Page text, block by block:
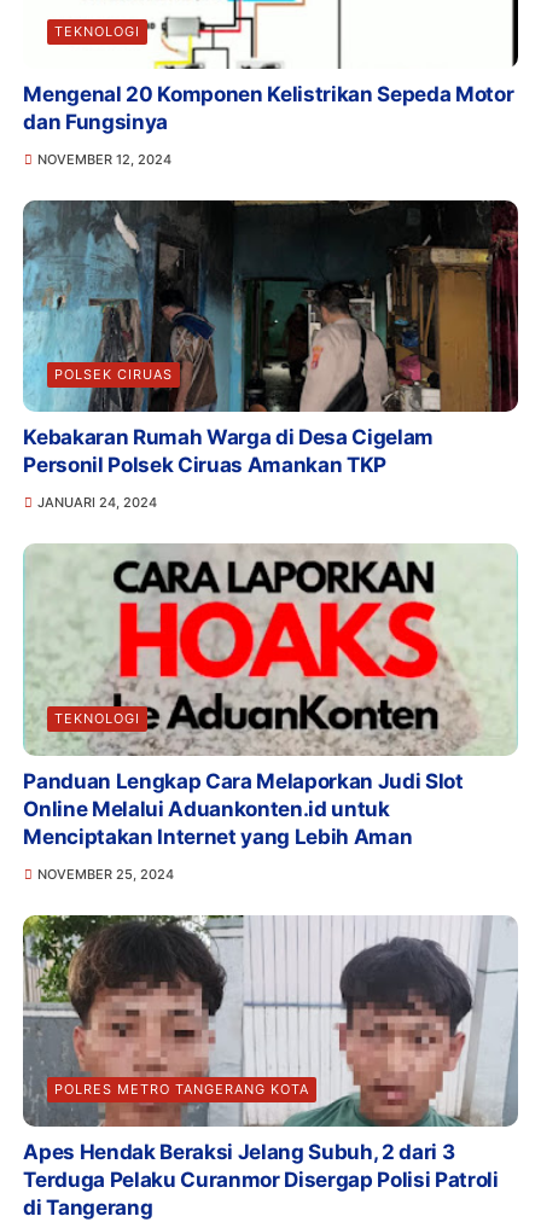
TEKNOLOGI
Mengenal 20 Komponen Kelistrikan Sepeda Motor
dan Fungsinya
NOVEMBER 12, 2024
POLSEK CIRUAS
Kebakaran Rumah Warga di Desa Cigelam
Personil Polsek Ciruas Amankan TKP
JANUARI 24, 2024
TEKNOLOGI
Panduan Lengkap Cara Melaporkan Judi Slot
Online Melalui Aduankonten.id untuk
Menciptakan Internet yang Lebih Aman
NOVEMBER 25, 2024
POLRES METRO TANGERANG KOTA
Apes Hendak Beraksi Jelang Subuh, 2 dari 3
Terduga Pelaku Curanmor Disergap Polisi Patroli
di Tangerang